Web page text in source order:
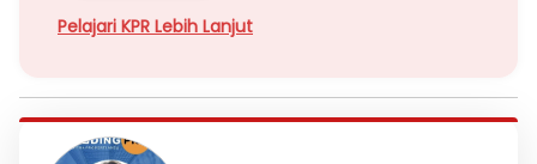
Pelajari KPR Lebih Lanjut